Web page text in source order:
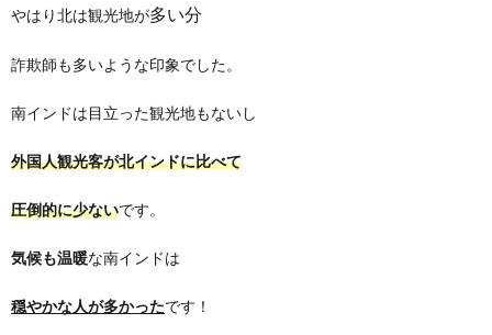
やはり北は観光地が多い分
詐欺師も多いような印象でした。
南インドは目立った観光地もないし
外国人観光客が北インドに比べて
圧倒的に少ないです。
気候も温暖な南インドは
穏やかな人が多かったです！